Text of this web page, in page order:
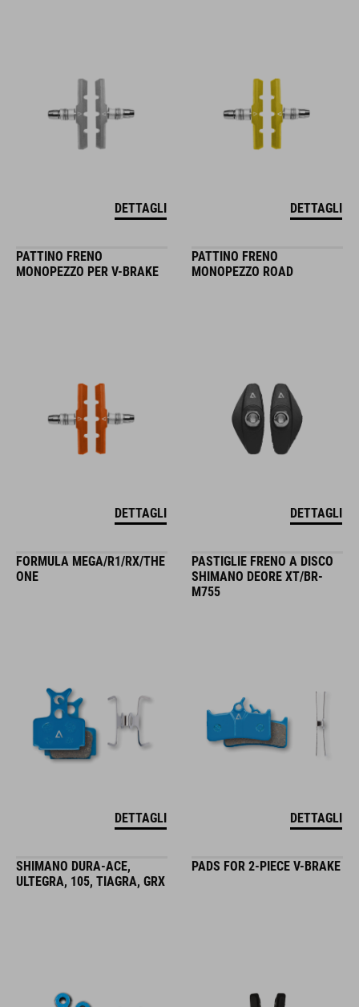
DETTAGLI DETTAGLI
PATTINO FRENO
MONOPEZZO PER V-BRAKE
DETTAGLI
PATTINO FRENO
MONOPEZZO ROAD
DETTAGLI
FORMULA MEGA/R1/RX/THE
ONE
DETTAGLI
PASTIGLIE FRENO A DISCO
SHIMANO DEORE XT/BR-
M755
DETTAGLI
SHIMANO DURA-ACE,
ULTEGRA, 105, TIAGRA, GRX
PADS FOR 2-PIECE V-BRAKE